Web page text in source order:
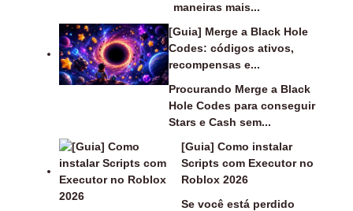
maneiras mais...
[Guia] Merge a Black Hole
Codes: códigos ativos,
recompensas e...
Procurando Merge a Black
Hole Codes para conseguir
Stars e Cash sem...
[Guia] Como instalar
Scripts com Executor no
Roblox 2026
Se você está perdido